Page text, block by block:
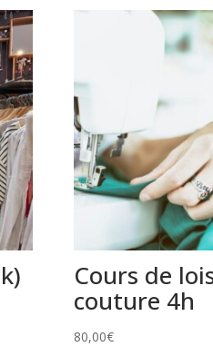
Cours de
couture 4h
80,00€